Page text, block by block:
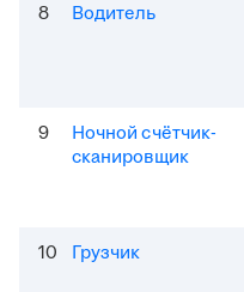
8 Водитель
9
Ночной счётчик-
сканировщик
10 Грузчик